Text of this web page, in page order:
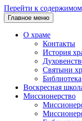
Перейти к
Главное меню
О храме
Контакты
История
Святыни
Библиотека
Воскресная
Миссионерство